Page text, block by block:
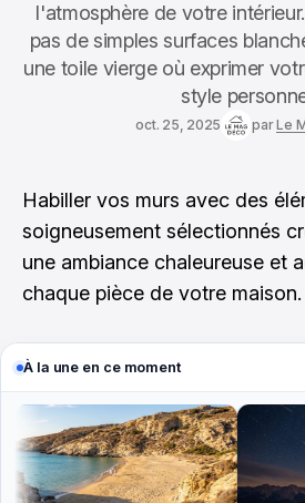
l'atmosphère de votre
pas de simples surfaces
une toile vierge où exprimer
style
oct. 25, 2025 parLe
Habiller vos murs avec des
soigneusement sélectionnés
une ambiance chaleureuse et
chaque pièce de votre maison.
À la une en ce moment